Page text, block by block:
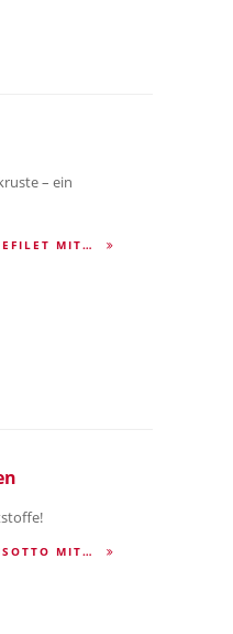
– ein
MIT…
MIT…